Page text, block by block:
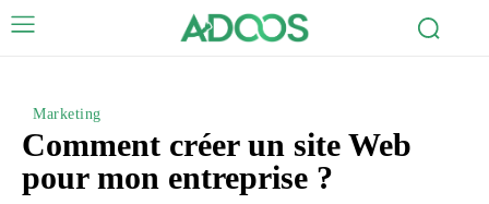
Marketing
Comment créer un site Web
pour mon entreprise ?